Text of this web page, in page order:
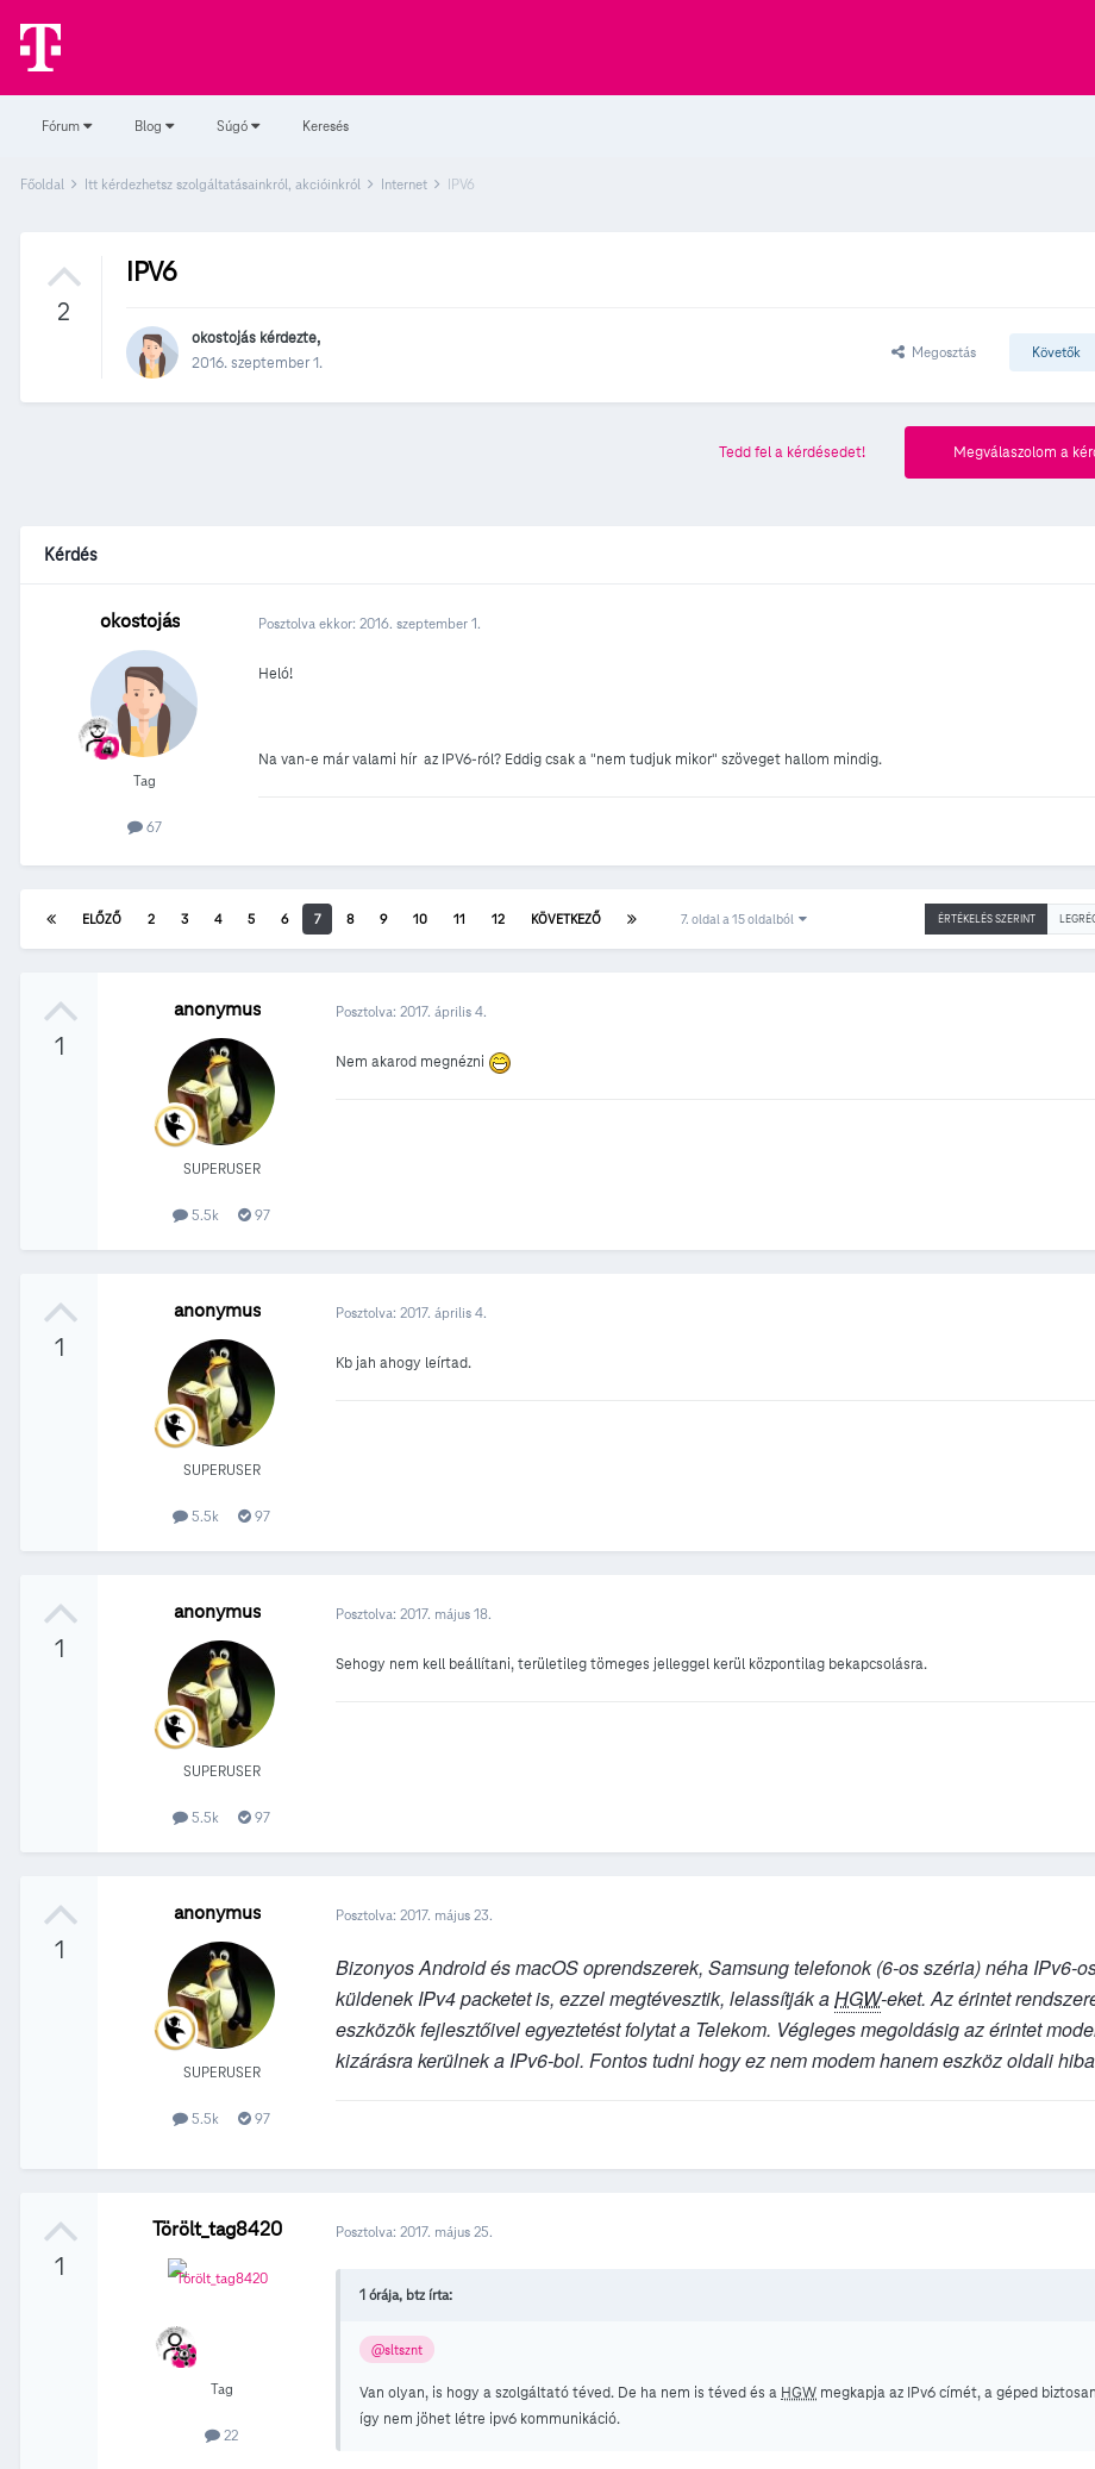
Fórum Blog Súgó Keresés
Főoldal Itt kérdezhetsz szolgáltatásainkról, akcióinkról Internet IPV6
2
IPV6
okostojás kérdezte,
2016. szeptember 1.
Megosztás Követők
Megválaszolom a
Tedd fel a kérdésedet!
Kérdés
okostojás
Tag
67
Posztolva ekkor: 2016. szeptember 1.
Heló!
Na van-e már valami hír az IPV6-ról? Eddig csak a "nem tudjuk mikor" szöveget hallom mindig.
ÉRTÉKELÉS SZERINT
ELŐZŐ 2 3 4 5 6 7 8 9 10 11 12 KÖVETKEZŐ 7. oldal a 15 oldalból
1
anonymus
SUPERUSER
5.5k 97
Posztolva: 2017. április 4.
Nem akarod megnézni
1
anonymus
SUPERUSER
5.5k 97
Posztolva: 2017. április 4.
Kb jah ahogy leírtad.
1
anonymus
SUPERUSER
5.5k 97
Posztolva: 2017. május 18.
Sehogy nem kell beállítani, területileg tömeges jelleggel kerül központilag bekapcsolásra.
1
anonymus
SUPERUSER
5.5k 97
Posztolva: 2017. május 23.
Bizonyos Android és macOS oprendszerek, Samsung telefonok (6-os széria) néha IPv6-
küldenek IPv4 packetet is, ezzel megtévesztik, lelassítják aHGW-eket. Az érintet
eszközök fejlesztőivel egyeztetést folytat a Telekom. Végleges megoldásig az érintet
kizárásra kerülnek a IPv6-bol. Fontos tudni hogy ez nem modem hanem eszköz oldali
1
Törölt_tag8420
Tag
22
Posztolva: 2017. május 25.
1 órája, btz írta:
@sltsznt
Van olyan, is hogy a szolgáltató téved. De ha nem is téved és a HGW megkapja az IPv6 címét, a géped
így nem jöhet létre ipv6 kommunikáció.